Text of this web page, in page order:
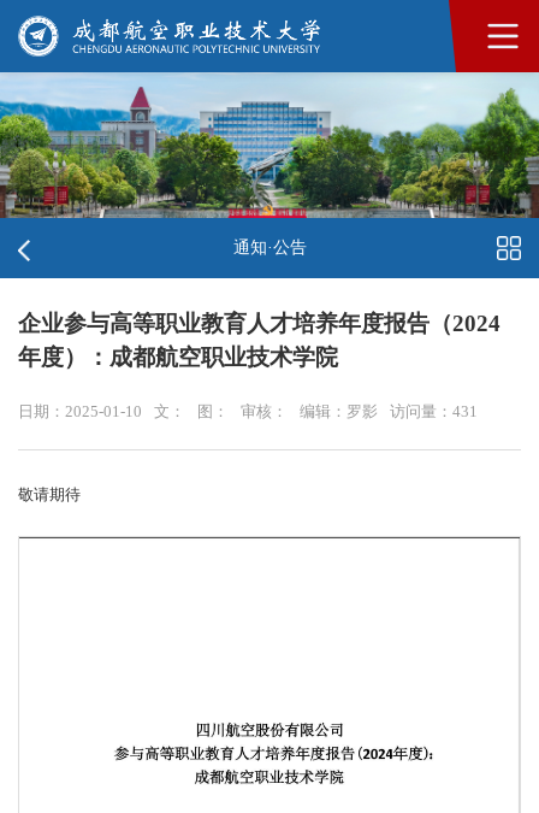
通知·公告
企业参与高等职业教育人才培养年度报告（2024
年度）：成都航空职业技术学院
日期：2025-01-10 文： 图： 审核： 编辑：罗影 访问量： 431
敬请期待